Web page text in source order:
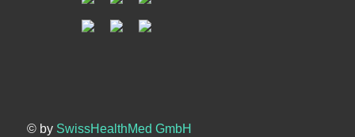
© by SwissHealthMed GmbH